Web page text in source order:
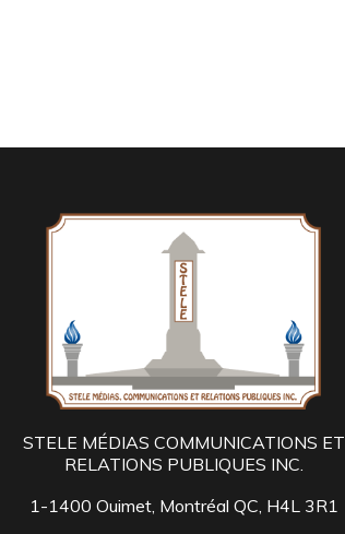
STELE MÉDIAS COMMUNICATIONS ET
RELATIONS PUBLIQUES INC.
1-1400 Ouimet, Montréal QC, H4L 3R1